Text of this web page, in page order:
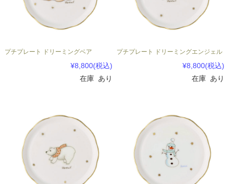
プチプレート ドリーミングベア
¥8,800(税込)
在庫 あり
プチプレート ドリーミングエンジェル
¥8,800(税込)
在庫 あり